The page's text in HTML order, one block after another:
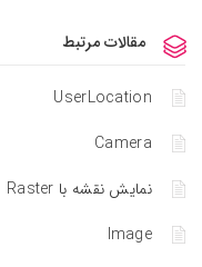
مقالات مرتبط
UserLocation
Camera
نمایش نقشه با Raster
Image